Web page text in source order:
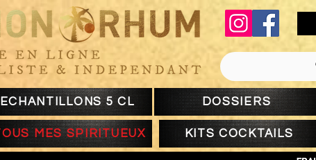
ECHANTILLONS 5 CL DOSSIERS
MES SPIRITUEUX KITS COCKTAILS